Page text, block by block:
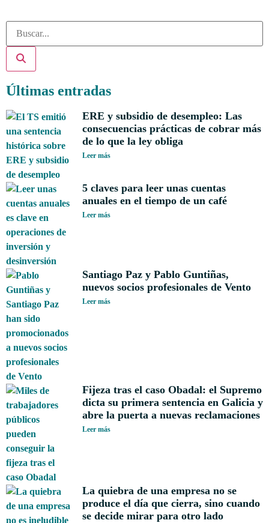
Últimas entradas
ERE y subsidio de desempleo: Las
consecuencias prácticas de cobrar más
de lo que la ley obliga
Leer más
5 claves para leer unas cuentas
anuales en el tiempo de un café
Leer más
Santiago Paz y Pablo Guntiñas,
nuevos socios profesionales de Vento
Leer más
Fijeza tras el caso Obadal: el Supremo
dicta su primera sentencia en Galicia y
abre la puerta a nuevas reclamaciones
Leer más
La quiebra de una empresa no se
produce el día que cierra, sino cuando
se decide mirar para otro lado